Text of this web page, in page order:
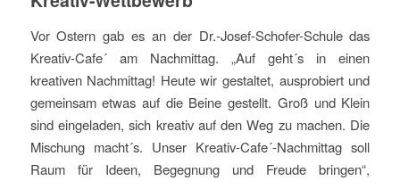
Vor Ostern gab es an der Dr.-Josef-Schofer-Schule das
Kreativ-Cafe´ am Nachmittag. „Auf geht´s in einen
kreativen Nachmittag! Heute wir gestaltet, ausprobiert und
gemeinsam etwas auf die Beine gestellt. Groß und Klein
sind eingeladen, sich kreativ auf den Weg zu machen. Die
Mischung macht´s. Unser Kreativ-Cafe´-Nachmittag soll
Raum für Ideen, Begegnung und Freude bringen“,